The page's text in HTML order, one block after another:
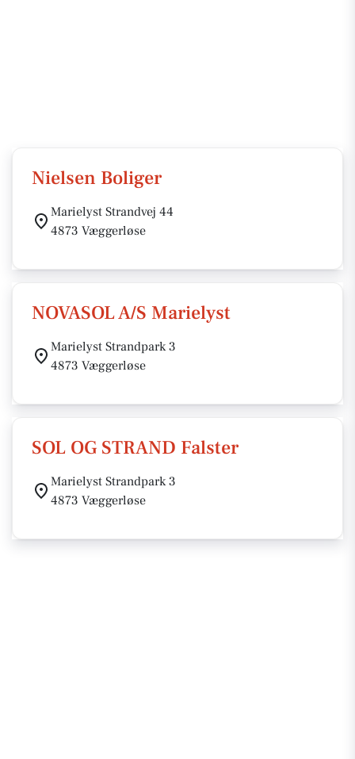
Nielsen Boliger
Marielyst Strandvej 44
4873 Væggerløse
NOVASOL A/S Marielyst
Marielyst Strandpark 3
4873 Væggerløse
SOL OG STRAND Falster
Marielyst Strandpark 3
4873 Væggerløse